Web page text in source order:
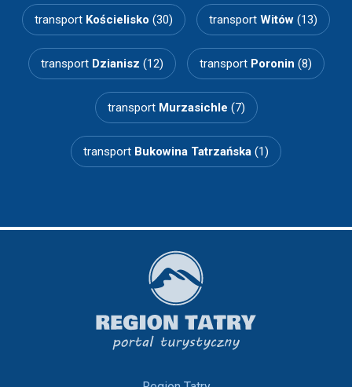
transport Kościelisko (30) transport Witów (13)
transport Dzianisz (12) transport Poronin (8)
transport Murzasichle (7)
transport Bukowina Tatrzańska (1)